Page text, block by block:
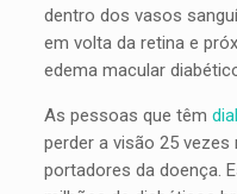
dentro dos vasos
em volta da retina e
edema macular
As pessoas que têm
perder a visão 25
portadores da doença.